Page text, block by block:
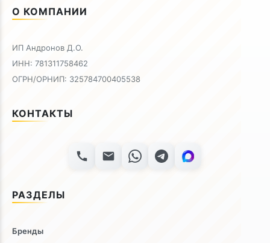
О КОМПАНИИ
ИП Андронов Д.О.
ИНН: 781311758462
ОГРН/ОРНИП: 325784700405538
КОНТАКТЫ
РАЗДЕЛЫ
Бренды